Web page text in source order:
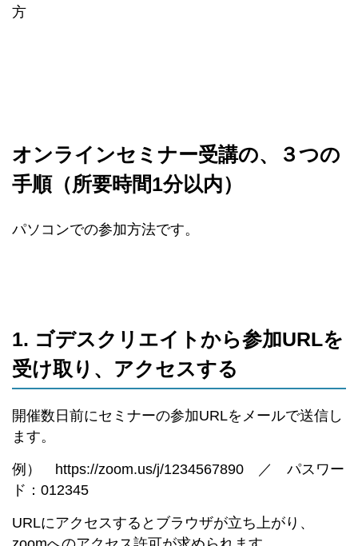
方
オンラインセミナー受講の、３つの
手順（所要時間1分以内）
パソコンでの参加方法です。
1. ゴデスクリエイトから参加URLを
受け取り、アクセスする
開催数日前にセミナーの参加URLをメールで送信し
ます。
例） https://zoom.us/j/1234567890 ／ パスワー
ド：012345
URLにアクセスするとブラウザが立ち上がり、